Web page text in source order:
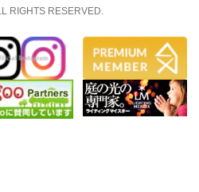
RIGHTS RESERVED.